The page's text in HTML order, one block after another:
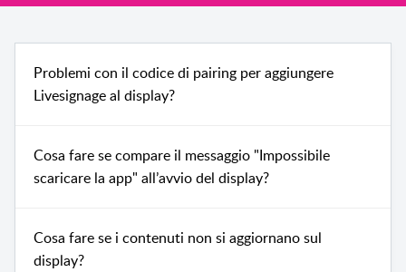
Problemi con il codice di pairing per aggiungere
Livesignage al display?
Cosa fare se compare il messaggio "Impossibile
scaricare la app" all’avvio del display?
Cosa fare se i contenuti non si aggiornano sul
display?